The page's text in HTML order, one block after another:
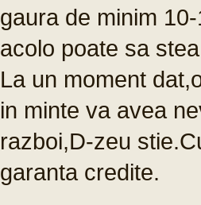
gaura de minim
acolo poate sa
La un moment
in minte va avea
razboi,D-zeu
garanta credite.